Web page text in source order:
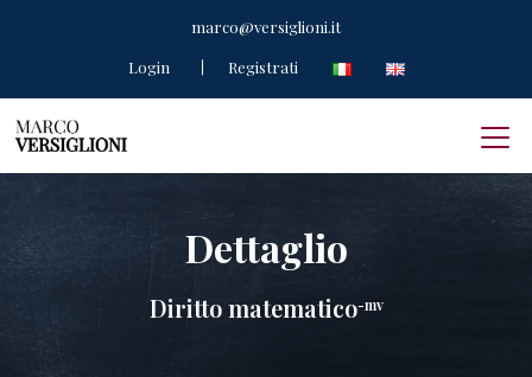
marco@versiglioni.it
Login
Registrati
Dettaglio
Diritto matematico-mv